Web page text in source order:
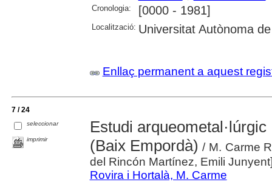
Cronologia: [0000 - 1981]
Localització: Universitat Autònoma
Enllaç permanent a aquest
7 / 24
seleccionar
imprimir
Estudi
(Baix Empordà) / M. Carme
del Rincón Martínez, Emili
Rovira i Hortalà, M. Carme